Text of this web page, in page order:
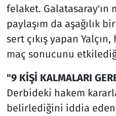
felaket. Galatasaray'ın
paylaşım da aşağılık
sert çıkış yapan
maç sonucunu
"9 KİŞİ KALMALARI
Derbideki hakem
belirlediğini iddia eden